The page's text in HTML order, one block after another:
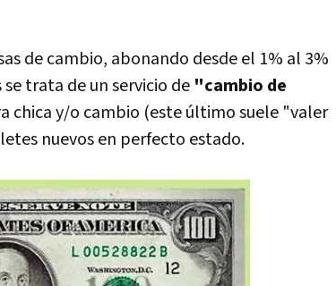
de cambio, abonando desde el 1% al 3%
trata de un servicio de "cambio de
chica y/o cambio (este último suele "valer
nuevos en perfecto estado.